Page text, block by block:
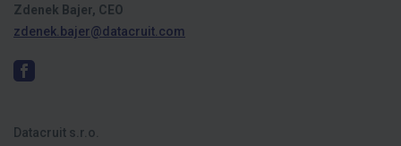
Zdenek Bajer, CEO
zdenek.bajer@datacruit.com
Datacruit s.r.o.